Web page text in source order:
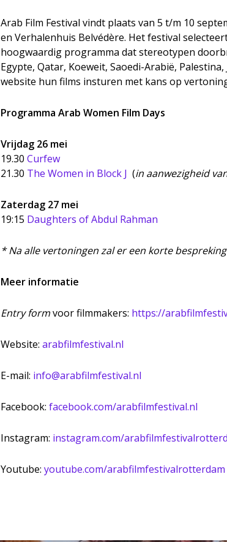
Arab Film Festival vindt plaats van 5 t/m 10
en Verhalenhuis Belvédère. Het festival
hoogwaardig programma dat stereotypen
Egypte, Qatar, Koeweit, Saoedi-Arabië,
website hun films insturen met kans op
Programma Arab Women Film Days
Vrijdag 26 mei
19.30 Curfew
21.30 The Women in Block J (in aanwezigheid
Zaterdag 27 mei
19:15 Daughters of Abdul Rahman
* Na alle vertoningen zal er een korte
Meer informatie
Entry formvoor filmmakers: https://
Website: arabfilmfestival.nl
E-mail: info@arabfilmfestival.nl
Facebook: facebook.com/arabfilmfestival.nl
Instagram: instagram.com/
Youtube: youtube.com/arabfilmfestivalrotterdam